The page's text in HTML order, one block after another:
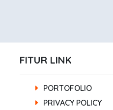
FITUR LINK
PORTOFOLIO
PRIVACY POLICY